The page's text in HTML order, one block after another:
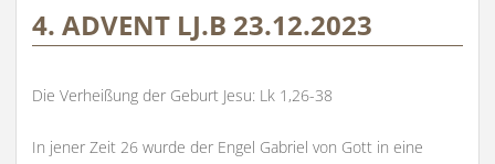
4. ADVENT LJ.B 23.12.2023
Die Verheißung der Geburt Jesu: Lk 1,26-38
In jener Zeit 26 wurde der Engel Gabriel von Gott in eine